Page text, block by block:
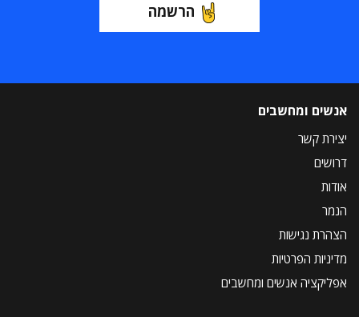
הרשמה
אנשים ומחשבים
יצירת קשר
דרושים
אודות
הנמר
הצהרת נגישות
מדיניות הפרטיות
אפליקציה אנשים ומחשבים